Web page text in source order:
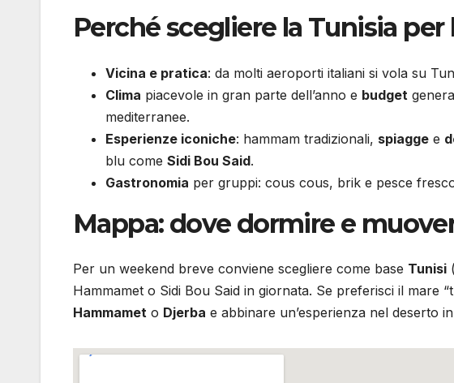
Perché scegliere la Tunisia per
Vicina e pratica: da molti aeroporti italiani si vola su
Clima piacevole in gran parte dell’anno e budget
mediterranee.
Esperienze iconiche: hammam tradizionali, spiagge e
blu come Sidi Bou Said.
Gastronomia per gruppi: cous cous, brik e pesce
Mappa: dove dormire e
Per un weekend breve conviene scegliere come base Tunisi
Hammamet o Sidi Bou Said in giornata. Se preferisci il mare
Hammamet o Djerba e abbinare un’esperienza nel deserto